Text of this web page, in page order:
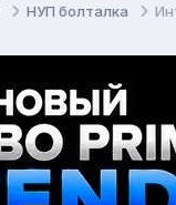
НУП болталка